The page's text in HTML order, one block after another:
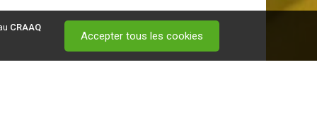
CRAAQ
Accepter tous les cookies